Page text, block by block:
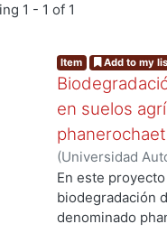
1 - 1 of 1
Item Add to my
en suelos
(Universidad
de Servicios de
En este
biodegradación
denominado